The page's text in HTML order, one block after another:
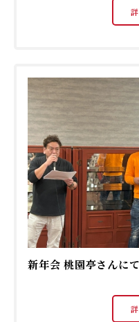
新年会 桃園亭さんにて